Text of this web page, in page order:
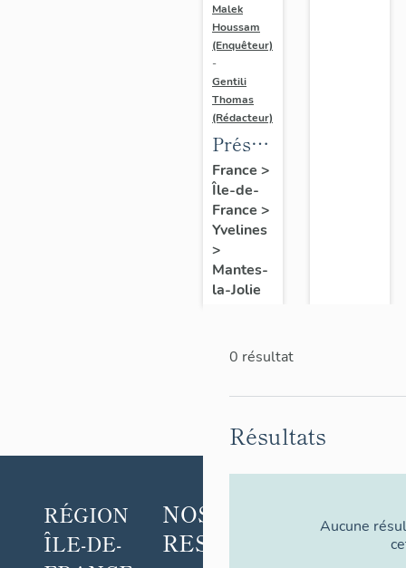
Malek
Houssam
(Enquêteur)
-
Gentili
Thomas
(Rédacteur)
Présentation
de
l'étude
France >
Île-de-
France >
Yvelines
>
Mantes-
la-Jolie
0 résultat
Résultats
Aucune
RÉGION
ÎLE-DE-
NOS
RESSOURCES
POUR
ALLER